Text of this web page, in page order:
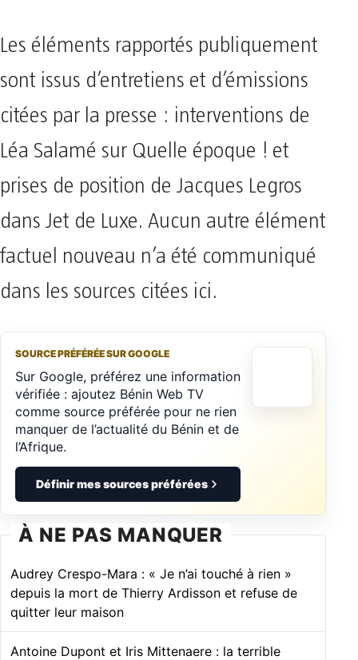
Les éléments rapportés publiquement
sont issus d’entretiens et d’émissions
citées par la presse : interventions de
Léa Salamé sur Quelle époque ! et
prises de position de Jacques Legros
dans Jet de Luxe. Aucun autre élément
factuel nouveau n’a été communiqué
dans les sources citées ici.
SOURCE PRÉFÉRÉE SUR GOOGLE
Sur Google, préférez une information
vérifiée : ajoutez Bénin Web TV
comme source préférée pour ne rien
manquer de l’actualité du Bénin et de
l’Afrique.
Définir mes sources préférées
À NE PAS MANQUER
Audrey Crespo-Mara : « Je n’ai touché à rien »
depuis la mort de Thierry Ardisson et refuse de
quitter leur maison
Antoine Dupont et Iris Mittenaere : la terrible